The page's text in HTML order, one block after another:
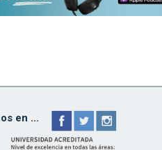
en ...